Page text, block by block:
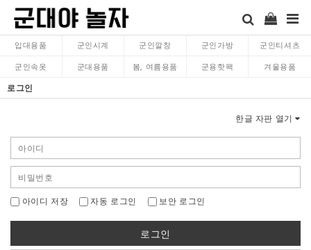
입대용품 군인시계 군인깔창 군인가방 군인티셔츠
군인속옷 군대용품 봄, 여름용품 군용핫팩 겨울용품
로그인
한글 자판 열기
아이디 저장 자동 로그인 보안 로그인
로그인